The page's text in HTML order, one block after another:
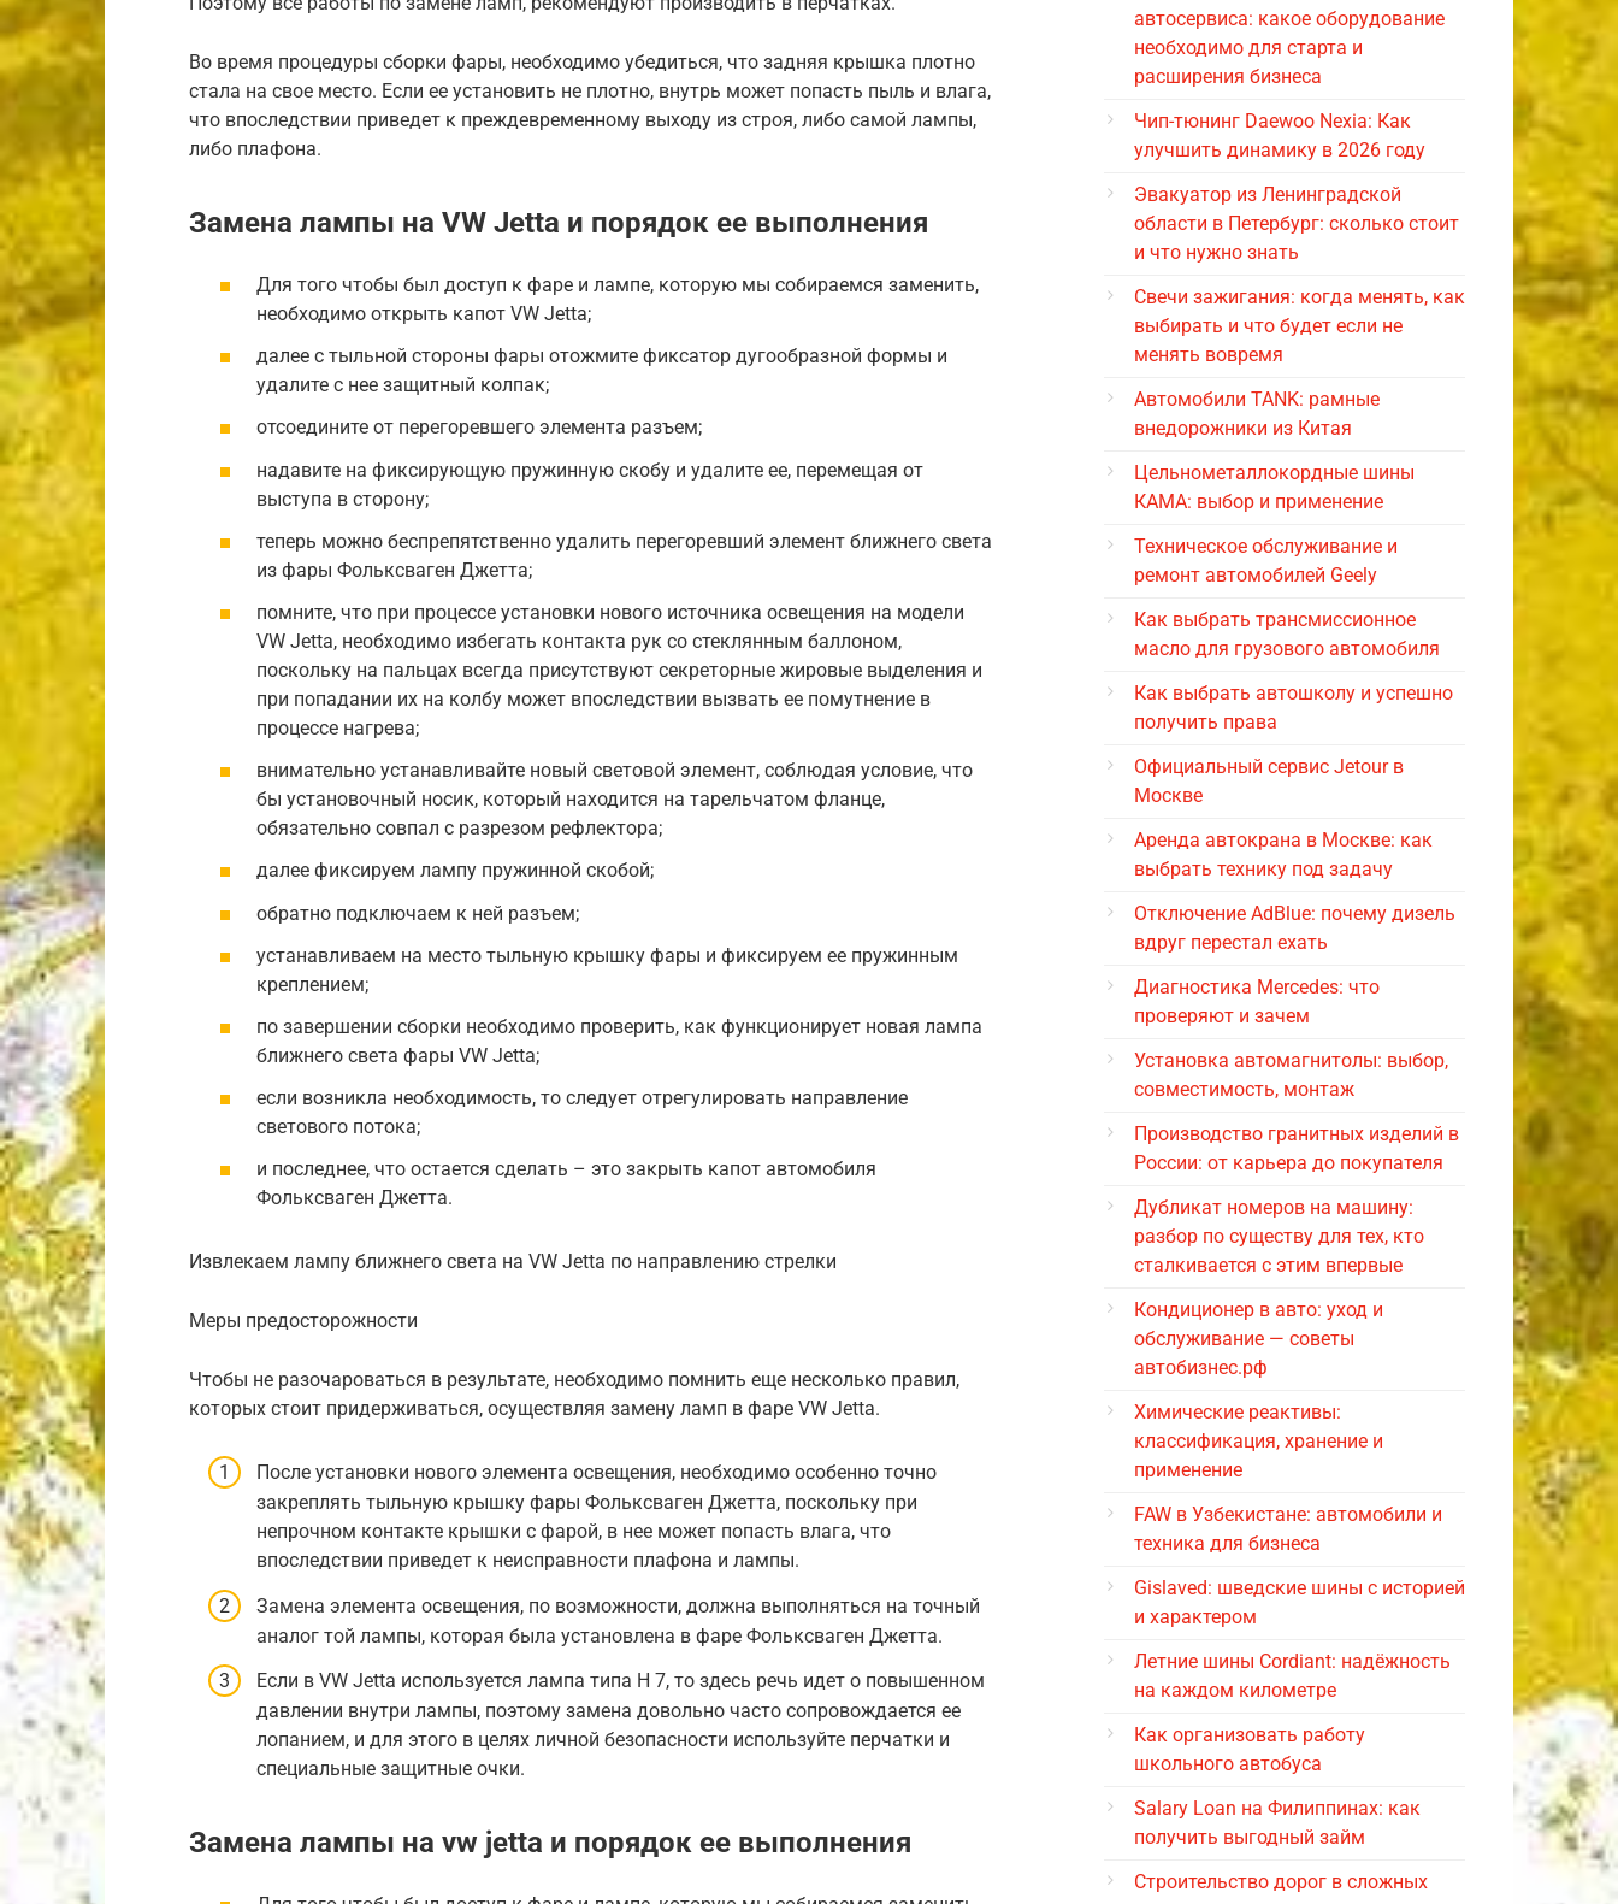
Во время процедуры сборки фары, необходимо убедиться, что задняя крышка плотно
стала на свое место. Если ее установить не плотно, внутрь может попасть пыль и влага,
что впоследствии приведет к преждевременному выходу из строя, либо самой лампы,
либо плафона.
Замена лампы на VW Jetta и порядок ее выполнения
Для того чтобы был доступ к фаре и лампе, которую мы собираемся заменить,
необходимо открыть капот VW Jetta;
далее с тыльной стороны фары отожмите фиксатор дугообразной формы и
удалите с нее защитный колпак;
отсоедините от перегоревшего элемента разъем;
надавите на фиксирующую пружинную скобу и удалите ее, перемещая от
выступа в сторону;
теперь можно беспрепятственно удалить перегоревший элемент ближнего света
из фары Фольксваген Джетта;
помните, что при процессе установки нового источника освещения на модели
VW Jetta, необходимо избегать контакта рук со стеклянным баллоном,
поскольку на пальцах всегда присутствуют секреторные жировые выделения и
при попадании их на колбу может впоследствии вызвать ее помутнение в
процессе нагрева;
внимательно устанавливайте новый световой элемент, соблюдая условие, что
бы установочный носик, который находится на тарельчатом фланце,
обязательно совпал с разрезом рефлектора;
далее фиксируем лампу пружинной скобой;
обратно подключаем к ней разъем;
устанавливаем на место тыльную крышку фары и фиксируем ее пружинным
креплением;
по завершении сборки необходимо проверить, как функционирует новая лампа
ближнего света фары VW Jetta;
если возникла необходимость, то следует отрегулировать направление
светового потока;
и последнее, что остается сделать – это закрыть капот автомобиля
Фольксваген Джетта.
Извлекаем лампу ближнего света на VW Jetta по направлению стрелки
Меры предосторожности
Чтобы не разочароваться в результате, необходимо помнить еще несколько правил,
которых стоит придерживаться, осуществляя замену ламп в фаре VW Jetta.
После установки нового элемента освещения, необходимо особенно точно
закреплять тыльную крышку фары Фольксваген Джетта, поскольку при
непрочном контакте крышки с фарой, в нее может попасть влага, что
впоследствии приведет к неисправности плафона и лампы.
Замена элемента освещения, по возможности, должна выполняться на точный
аналог той лампы, которая была установлена в фаре Фольксваген Джетта.
Если в VW Jetta используется лампа типа Н 7, то здесь речь идет о повышенном
давлении внутри лампы, поэтому замена довольно часто сопровождается ее
лопанием, и для этого в целях личной безопасности используйте перчатки и
специальные защитные очки.
Замена лампы на vw jetta и порядок ее выполнения
автосервиса: какое оборудование
необходимо для старта и
расширения бизнеса
Чип-тюнинг Daewoo Nexia: Как
улучшить динамику в 2026 году
Эвакуатор из Ленинградской
области в Петербург: сколько стоит
и что нужно знать
Свечи зажигания: когда менять, как
выбирать и что будет если не
менять вовремя
Автомобили TANK: рамные
внедорожники из Китая
Цельнометаллокордные шины
КАМА: выбор и применение
Техническое обслуживание и
ремонт автомобилей Geely
Как выбрать трансмиссионное
масло для грузового автомобиля
Как выбрать автошколу и успешно
получить права
Официальный сервис Jetour в
Москве
Аренда автокрана в Москве: как
выбрать технику под задачу
Отключение AdBlue: почему дизель
вдруг перестал ехать
Диагностика Mercedes: что
проверяют и зачем
Установка автомагнитолы: выбор,
совместимость, монтаж
Производство гранитных изделий в
России: от карьера до покупателя
Дубликат номеров на машину:
разбор по существу для тех, кто
сталкивается с этим впервые
Кондиционер в авто: уход и
обслуживание — советы
автобизнес.рф
Химические реактивы:
классификация, хранение и
применение
FAW в Узбекистане: автомобили и
техника для бизнеса
Gislaved: шведские шины с историей
и характером
Летние шины Cordiant: надёжность
на каждом километре
Как организовать работу
школьного автобуса
Salary Loan на Филиппинах: как
получить выгодный займ
Строительство дорог в сложных